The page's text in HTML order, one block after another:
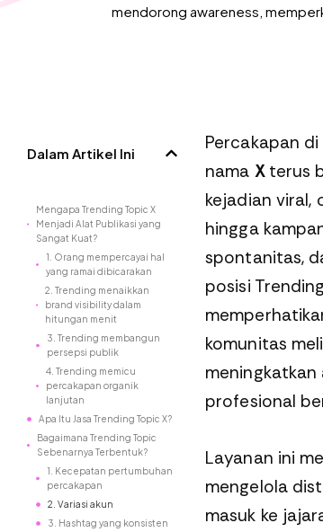
mendorong awareness,
Dalam Artikel Ini
Mengapa Trending Topic X
Menjadi Alat Publikasi yang
Sangat Kuat?
1. Orang mempercayai hal
yang ramai dibicarakan
2. Trending menaikkan
brand visibility dalam
hitungan menit
3. Trending membangun
persepsi publik
4. Trending memicu
percakapan organik
lanjutan
Apa Itu Jasa Trending Topic X?
Bagaimana Trending Topic
Sebenarnya Terbentuk?
1. Kecepatan pertumbuhan
percakapan
2. Variasi akun
3. Hashtag yang konsisten
Percakapan
nama X terus
kejadian viral,
hingga
spontanitas,
posisi
komunitas
meningkatkan
profesional
Layanan ini
mengelola
masuk ke